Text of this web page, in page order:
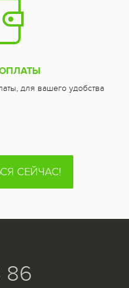
для вашего удобства
СЕЙЧАС!
86